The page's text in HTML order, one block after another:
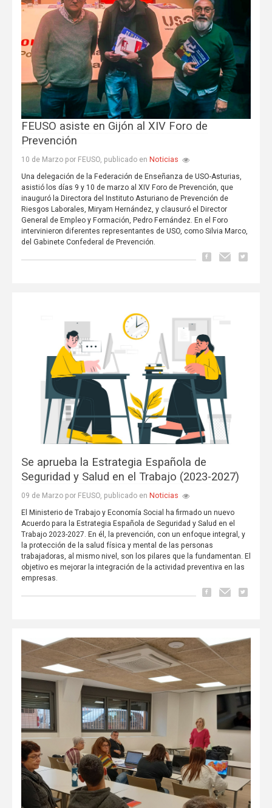
FEUSO asiste en Gijón al XIV Foro de
Prevención
10 de Marzo por FEUSO, publicado en Noticias
Una delegación de la Federación de Enseñanza de USO-Asturias,
asistió los días 9 y 10 de marzo al XIV Foro de Prevención, que
inauguró la Directora del Instituto Asturiano de Prevención de
Riesgos Laborales, Miryam Hernández, y clausuró el Director
General de Empleo y Formación, Pedro Fernández. En el Foro
intervinieron diferentes representantes de USO, como Silvia Marco,
del Gabinete Confederal de Prevención.
Se aprueba la Estrategia Española de
Seguridad y Salud en el Trabajo (2023-2027)
09 de Marzo por FEUSO, publicado en Noticias
El Ministerio de Trabajo y Economía Social ha firmado un nuevo
Acuerdo para la Estrategia Española de Seguridad y Salud en el
Trabajo 2023-2027. En él, la prevención, con un enfoque integral, y
la protección de la salud física y mental de las personas
trabajadoras, al mismo nivel, son los pilares que la fundamentan. El
objetivo es mejorar la integración de la actividad preventiva en las
empresas.